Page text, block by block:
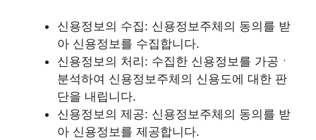
신용정보의 수집: 신용정보주체의 동의를 받
아 신용정보를 수집합니다.
신용정보의 처리: 수집한 신용정보를 가공ㆍ
분석하여 신용정보주체의 신용도에 대한 판
단을 내립니다.
신용정보의 제공: 신용정보주체의 동의를 받
아 신용정보를 제공합니다.